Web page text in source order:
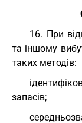
16. При
та іншому
таких методів:
запасів;